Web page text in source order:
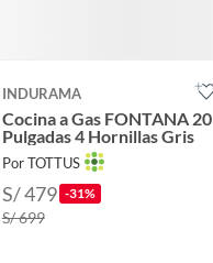
INDURAMA
Cocina a Gas FONTANA 20
Pulgadas 4 Hornillas Gris
Por TOTTUS
S/ 479 -31%
S/ 699